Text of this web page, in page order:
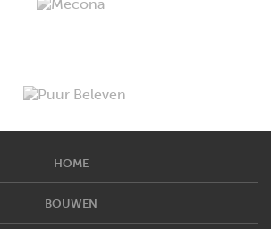
HOME
BOUWEN